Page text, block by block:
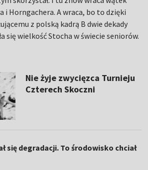
i Horngachera. A wraca, bo to dzięki
z polską kadrą B dwie dekady
się wielkość Stocha w świecie seniorów.
Nie żyje zwycięzca Turnieju
Czterech Skoczni
się degradacji. To środowisko chciał